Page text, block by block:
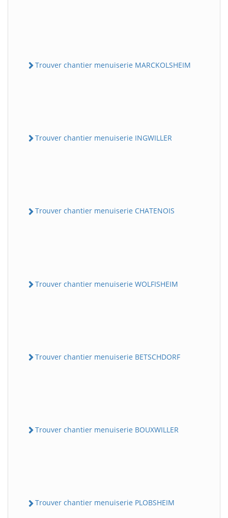
Trouver chantier menuiserie MARCKOLSHEIM
Trouver chantier menuiserie INGWILLER
Trouver chantier menuiserie CHATENOIS
Trouver chantier menuiserie WOLFISHEIM
Trouver chantier menuiserie BETSCHDORF
Trouver chantier menuiserie BOUXWILLER
Trouver chantier menuiserie PLOBSHEIM